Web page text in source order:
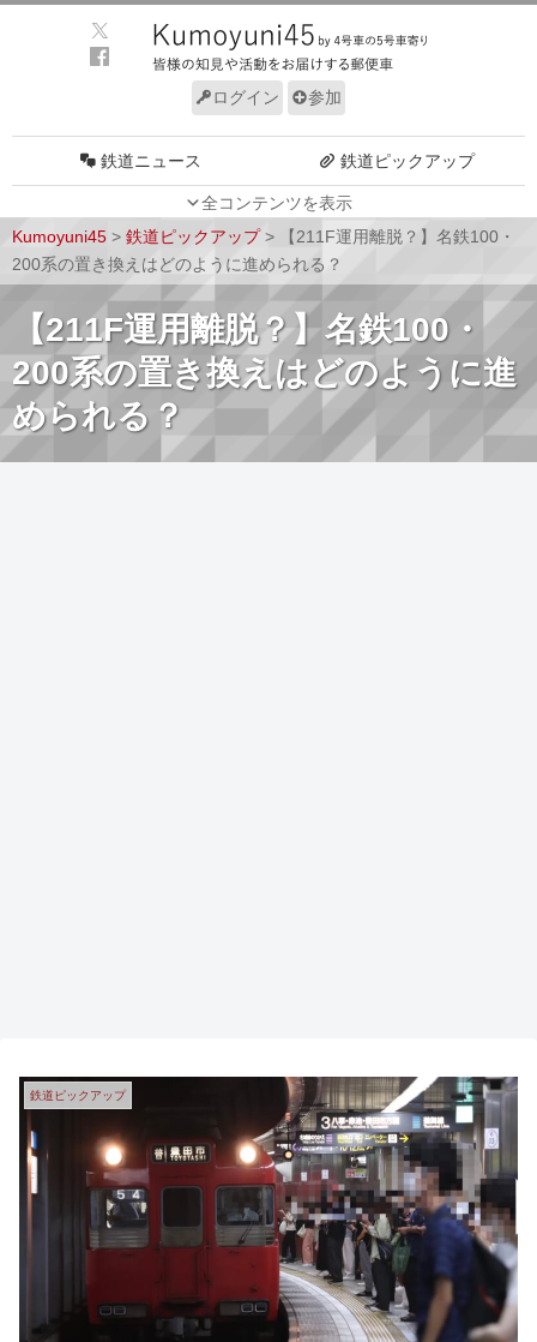
ログイン 参加
全コンテンツを表示
鉄道ニュース 鉄道ピックアップ
車両技術
ルール サイトについて
Kumoyuni45 > 鉄道ピックアップ>
【211F運用離脱？】名鉄100・
200系の置き換えはどのように進められる？
【211F運用離脱？】名鉄100・
200系の置き換えはどのように進
められる？
鉄道ピックアップ